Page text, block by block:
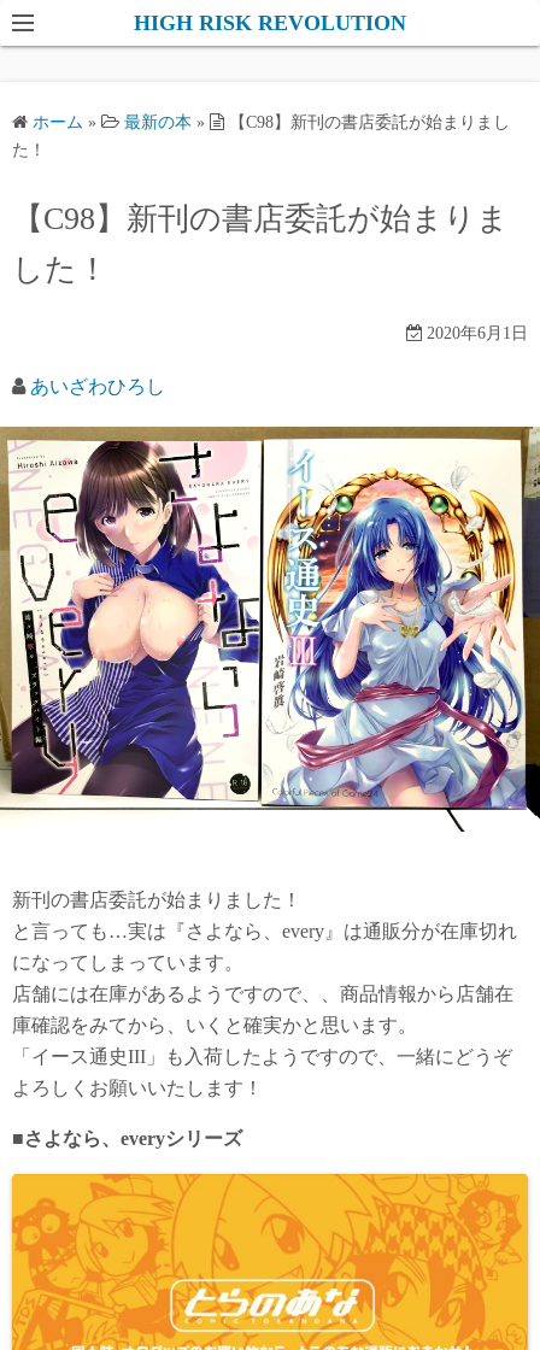
コ
ン
ツ
HIGH RISK REVOLUTION
ホーム » 最新の本 »
【C98】新刊の書店委託が始まりまし
た！
【C98】新刊の書店委託が始まりま
した！
2020年6月1日
あいざわひろし
新刊の書店委託が始まりました！
と言っても…実は『さよなら、every』は通販分が在庫切れ
になってしまっています。
店舗には在庫があるようですので、、商品情報から店舗在
庫確認をみてから、いくと確実かと思います。
「イース通史III」も入荷したようですので、一緒にどうぞ
よろしくお願いいたします！
■さよなら、everyシリーズ